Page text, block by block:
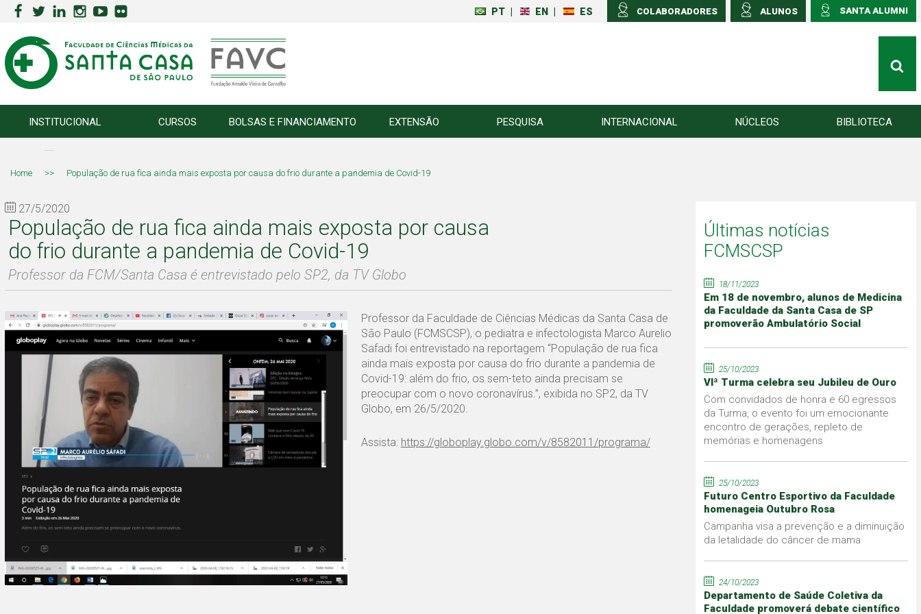
SANTA ALUMNI
ALUNOS
COLABORADORES
PT EN ES
INSTITUCIONAL CURSOS BOLSAS E FINANCIAMENTO EXTENSÃO PESQUISA INTERNACIONAL NÚCLEOS BIBLIOTECA
Home >> População de rua fica ainda mais exposta por causa do frio durante a pandemia de Covid-19
27/5/2020
População de rua fica ainda mais exposta por causa
do frio durante a pandemia de Covid-19
Professor da FCM/Santa Casa é entrevistado pelo SP2, da TV Globo
Professor da Faculdade de Ciências Médicas da Santa Casa de
São Paulo (FCMSCSP), o pediatra e infectologista Marco Aurelio
Safadi foi entrevistado na reportagem “População de rua fica
ainda mais exposta por causa do frio durante a pandemia de
Covid-19: além do frio, os sem-teto ainda precisam se
preocupar com o novo coronavírus.”, exibida no SP2, da TV
Globo, em 26/5/2020.
Assista: https://globoplay.globo.com/v/8582011/programa/
Últimas notícias
FCMSCSP
18/11/2023
Em 18 de novembro, alunos de Medicina
da Faculdade da Santa Casa de SP
promoverão Ambulatório Social
25/10/2023
VIª Turma celebra seu Jubileu de Ouro
Com convidados de honra e 60 egressos
da Turma, o evento foi um emocionante
encontro de gerações, repleto de
memórias e homenagens
25/10/2023
Futuro Centro Esportivo da Faculdade
homenageia Outubro Rosa
Campanha visa a prevenção e a diminuição
da letalidade do câncer de mama
24/10/2023
Departamento de Saúde Coletiva da
Faculdade promoverá debate científico